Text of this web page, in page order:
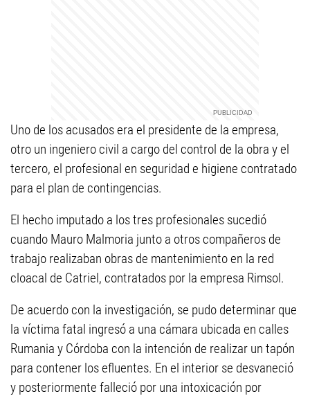
Uno de los acusados era el presidente de la empresa,
otro un ingeniero civil a cargo del control de la obra y el
tercero, el profesional en seguridad e higiene contratado
para el plan de contingencias.
El hecho imputado a los tres profesionales sucedió
cuando Mauro Malmoria junto a otros compañeros de
trabajo realizaban obras de mantenimiento en la red
cloacal de Catriel, contratados por la empresa Rimsol.
De acuerdo con la investigación, se pudo determinar que
la víctima fatal ingresó a una cámara ubicada en calles
Rumania y Córdoba con la intención de realizar un tapón
para contener los efluentes. En el interior se desvaneció
y posteriormente falleció por una intoxicación por